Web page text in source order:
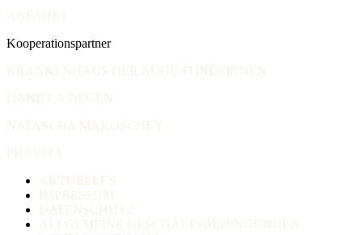
ANFAHRT
Kooperationspartner
KRANKENHAUS DER AUGUSTINERINNEN
DANIELA DEGEN
NATASCHA MAKOSCHEY
PRÄVITA
AKTUELLES
IMPRESSUM
DATENSCHUTZ
ALLGEMEINE GESCHÄFTSBEDINGUNGEN